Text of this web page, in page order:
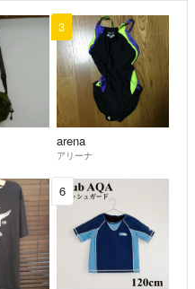
3
arena
アリーナ
6